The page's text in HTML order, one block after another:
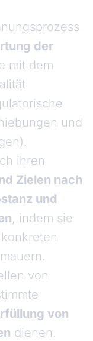
der
mit dem
und
ihren
Zielen nach
und
, indem sie
von
von
dienen.